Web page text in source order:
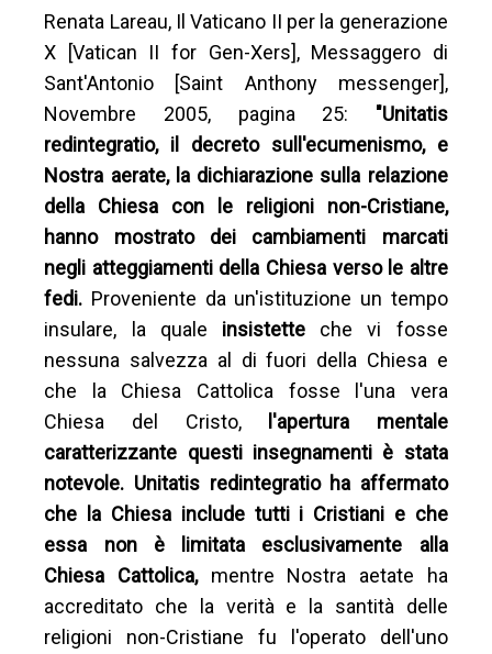
Renata Lareau, Il Vaticano II per la generazione
X [Vatican II for Gen-Xers], Messaggero di
Sant'Antonio [Saint Anthony messenger],
Novembre 2005, pagina 25: "Unitatis
redintegratio, il decreto sull'ecumenismo, e
Nostra aerate, la dichiarazione sulla relazione
della Chiesa con le religioni non-Cristiane,
hanno mostrato dei cambiamenti marcati
negli atteggiamenti della Chiesa verso le altre
fedi. Proveniente da un'istituzione un tempo
insulare, la quale insistette che vi fosse
nessuna salvezza al di fuori della Chiesa e
che la Chiesa Cattolica fosse l'una vera
Chiesa del Cristo, l'apertura mentale
caratterizzante questi insegnamenti è stata
notevole. Unitatis redintegratio ha affermato
che la Chiesa include tutti i Cristiani e che
essa non è limitata esclusivamente alla
Chiesa Cattolica, mentre Nostra aetate ha
accreditato che la verità e la santità delle
religioni non-Cristiane fu l'operato dell'uno